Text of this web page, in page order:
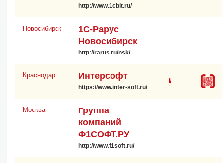
http://www.1cbit.ru/
Новосибирск
1С-Рарус
Новосибирск
http://rarus.ru/nsk/
Краснодар Интерсофт
https://www.inter-soft.ru/
Москва
Группа
компаний
Ф1СОФТ.РУ
http://www.f1soft.ru/